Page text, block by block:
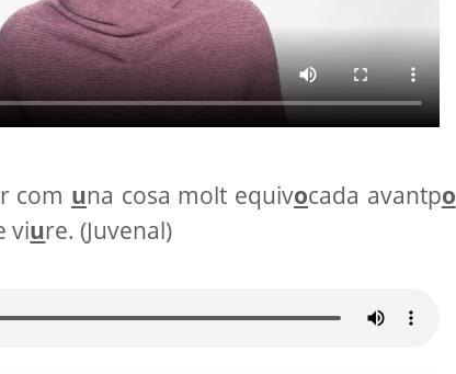
com una cosa molt equivocada avantpo
viure. (Juvenal)